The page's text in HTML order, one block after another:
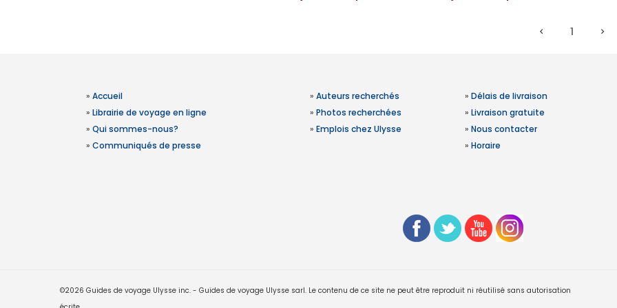
1
» Accueil
» Librairie de voyage en ligne
» Qui sommes-nous?
» Communiqués de presse
» Auteurs recherchés
» Photos recherchées
» Emplois chez Ulysse
» Délais de livraison
» Livraison gratuite
» Nous contacter
» Horaire
©2026 Guides de voyage Ulysse inc. - Guides de voyage Ulysse sarl. Le contenu de ce site ne peut être reproduit ni réutilisé sans autorisation